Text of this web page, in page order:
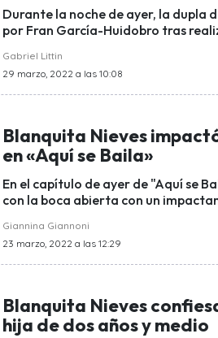
Durante la noche de ayer, la dupla
por Fran García-Huidobro tras
Gabriel Littin
29 marzo, 2022 a las 10:08
Blanquita Nieves
en «Aquí se Baila»
En el capítulo de ayer de "Aquí se
con la boca abierta con un
Giannina Giannoni
23 marzo, 2022 a las 12:29
Blanquita Nieves
hija de dos años y medio